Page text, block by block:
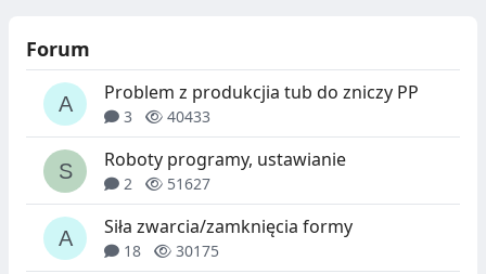
Forum
Problem z produkcjia tub do zniczy PP
3 40433
Roboty programy, ustawianie
2 51627
Siła zwarcia/zamknięcia formy
18 30175